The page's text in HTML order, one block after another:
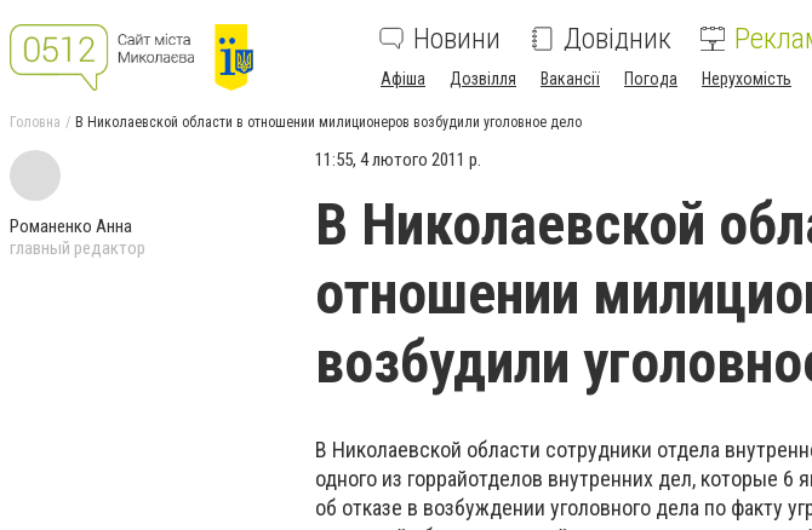
Новини Довідник
Афіша Дозвілля Вакансії Погода Нерухомість
Головна В Николаевской области в отношении милиционеров возбудили уголовное дело
Романенко Анна
главный редактор
11:55, 4 лютого 2011 р.
В Николаевской
отношении
возбудили
В Николаевской области сотрудники отдела
одного из горрайотделов внутренних дел, которые 6
об отказе в возбуждении уголовного дела по факту